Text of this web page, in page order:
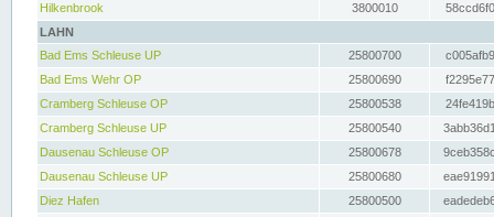
Hilkenbrook
3800010
LAHN
Bad Ems Schleuse UP
25800700
Bad Ems Wehr OP
25800690
Cramberg Schleuse OP
25800538
Cramberg Schleuse UP
25800540
Dausenau Schleuse OP
25800678
Dausenau Schleuse UP
25800680
Diez Hafen
25800500